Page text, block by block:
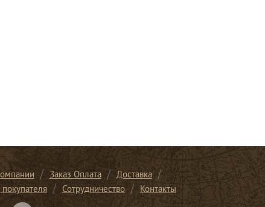
Заказ Оплата
Доставка
покупателя
Сотрудничество
Контакты